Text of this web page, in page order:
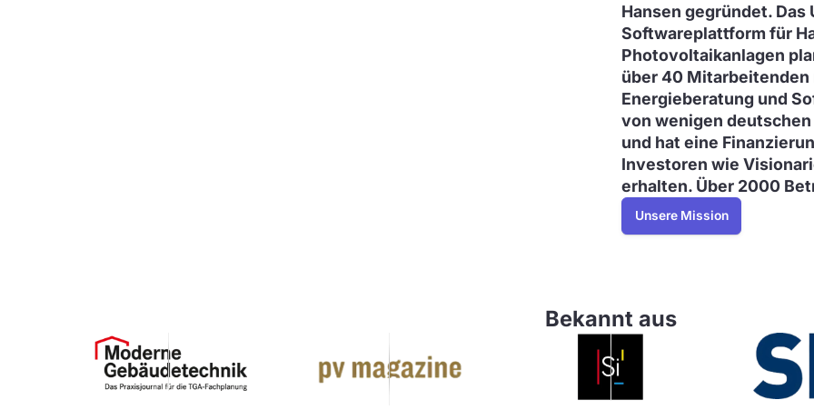
Hansen gegründet.
Softwareplattform für
Photovoltaikanlagen
über 40 Mitarbeitenden
Energieberatung und
von wenigen
und hat eine
Investoren wie
erhalten.Über 2000
Unsere Mission
Bekannt aus